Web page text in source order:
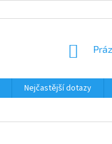
Nejčastější dotazy